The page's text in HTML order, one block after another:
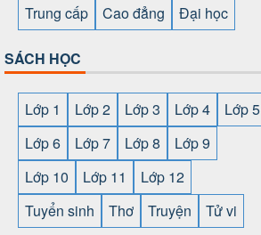
Trung cấp
Cao đẳng Đại học
SÁCH HỌC
Lớp 1 Lớp 2 Lớp 3 Lớp 4
Lớp 5
Lớp 6
Lớp 7 Lớp 8
Lớp 9
Lớp 10
Lớp 11
Lớp 12
Tuyển sinh
Thơ Truyện Tử vi